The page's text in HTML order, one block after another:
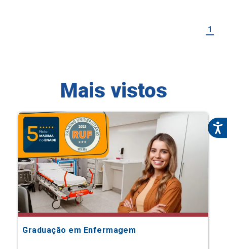
1
Mais vistos
Graduação em Enfermagem